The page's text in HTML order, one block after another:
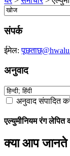
संपर्क
ईमेल:
अनुवाद
अनुवाद संपादित
एल्युमीनियम रंग लेपित
क्या आप जानते